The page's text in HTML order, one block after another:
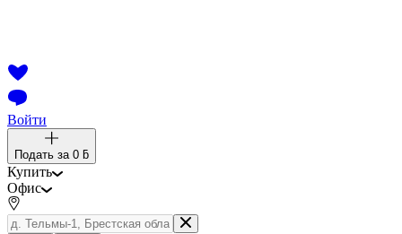
Войти
Подать за 0 ƃ
Купить
Офис